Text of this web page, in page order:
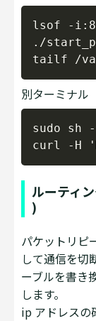
lsof -
./
別ターミナル
sudo sh
ルーティ
)
パケットリピ
して通信を切
ーブルを書き
します。
ip アドレスの